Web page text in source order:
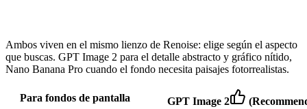
Ambos viven en el mismo lienzo de Renoise: elige según el aspecto
que buscas. GPT Image 2 para el detalle abstracto y gráfico nítido,
Nano Banana Pro cuando el fondo necesita paisajes fotorrealistas.
Para fondos de pantalla GPT Image 2